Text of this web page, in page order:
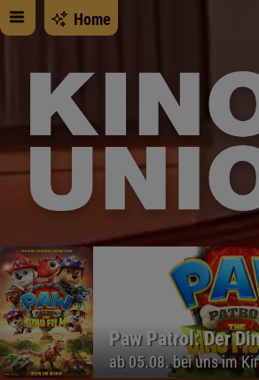
Home
Paw Patrol: Der
ab 05.08. bei uns im